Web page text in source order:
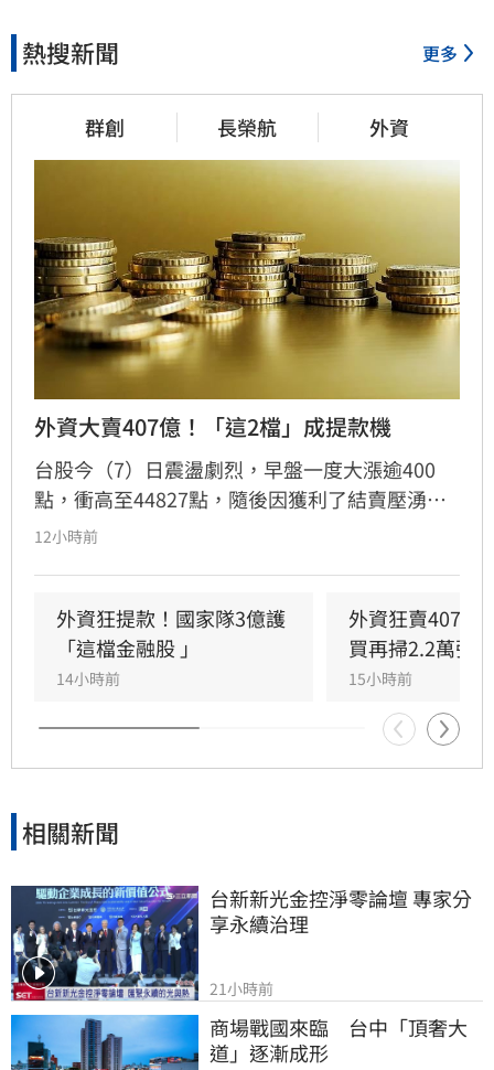
熱搜新聞 更多
群創 長榮航 外資
外資大賣407億！「這2檔」成提款機
台股今（7）日震盪劇烈，早盤一度大漲逾400
點，衝高至44827點，隨後因獲利了結賣壓湧
現，指數翻黑收在44225.91點，下跌170.79點，
億元，大舉減碼群創與華邦電，長榮航則獲外資
青睞成為買超冠軍。市場多空在季線壓力區拉
鋸，投資人需密切留意後續外資操作動向與資金
流向，短線獲利回吐賣壓是否持續，將成為影響
大盤後市走勢的關鍵指標。
12小時前
外資狂提款！國家隊3億護
「這檔金融股 」
14小時前
外資狂賣407億
買再掃2.2萬張
15小時前
相關新聞
台新新光金控淨零論壇 專家分
享永續治理
21小時前
商場戰國來臨　台中「頂奢大
道」逐漸成形